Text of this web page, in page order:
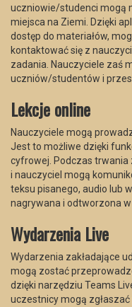
uczniowie/studenci mogą
miejsca na Ziemi. Dzięki
dostęp do materiałów,
kontaktować się z
zadania. Nauczyciele zaś
uczniów/studentów i
Lekcje online
Nauczyciele mogą
Jest to możliwe dzięki
cyfrowej. Podczas
i nauczyciel mogą
teksu pisanego, audio lub
nagrywana i odtworzona
Wydarzenia Live
Wydarzenia zakładające
mogą zostać
dzięki narzędziu Teams
uczestnicy mogą